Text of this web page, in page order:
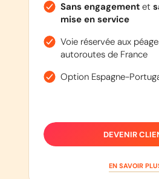
Sans engagementet
mise en service
Voie réservée aux
autoroutes de France
Option Espagne-
DEVENIR
EN SAVOIR